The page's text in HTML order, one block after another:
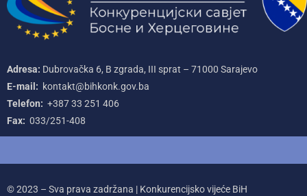
Adresa: Dubrovačka 6, B zgrada, III sprat – 71000‌ Sarajevo
E-mail: kontakt@bihkonk.gov.ba
Telefon: +387‌ 33‌ 251‌ 406
Fax: 033/251-408
© 2023 – Sva prava zadržana | Konkurencijsko vijeće BiH